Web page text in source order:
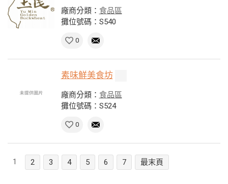
廠商分類： 食品區
攤位號碼：S540
0
素味鮮美食坊
廠商分類： 食品區
攤位號碼：S524
0
1 2 3 4 5 6 7 最末頁